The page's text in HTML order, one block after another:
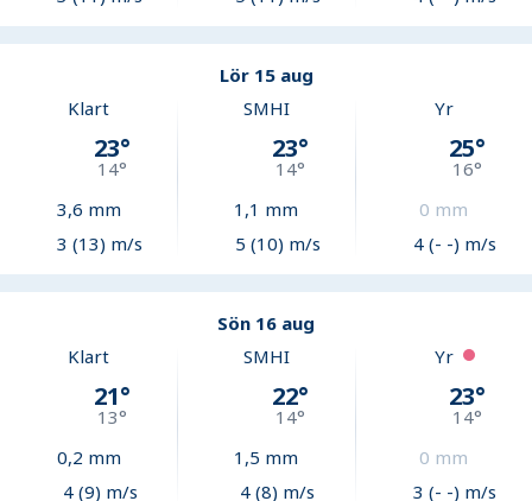
Lör 15 aug
Klart
23°
14°
3,6 mm
3 (13) m/s
SMHI
23°
14°
1,1 mm
5 (10) m/s
Yr
25°
16°
0 mm
4 (- -) m/s
Sön 16 aug
Klart
21°
13°
0,2 mm
4 (9) m/s
SMHI
22°
14°
1,5 mm
4 (8) m/s
Yr
23°
14°
0 mm
3 (- -) m/s